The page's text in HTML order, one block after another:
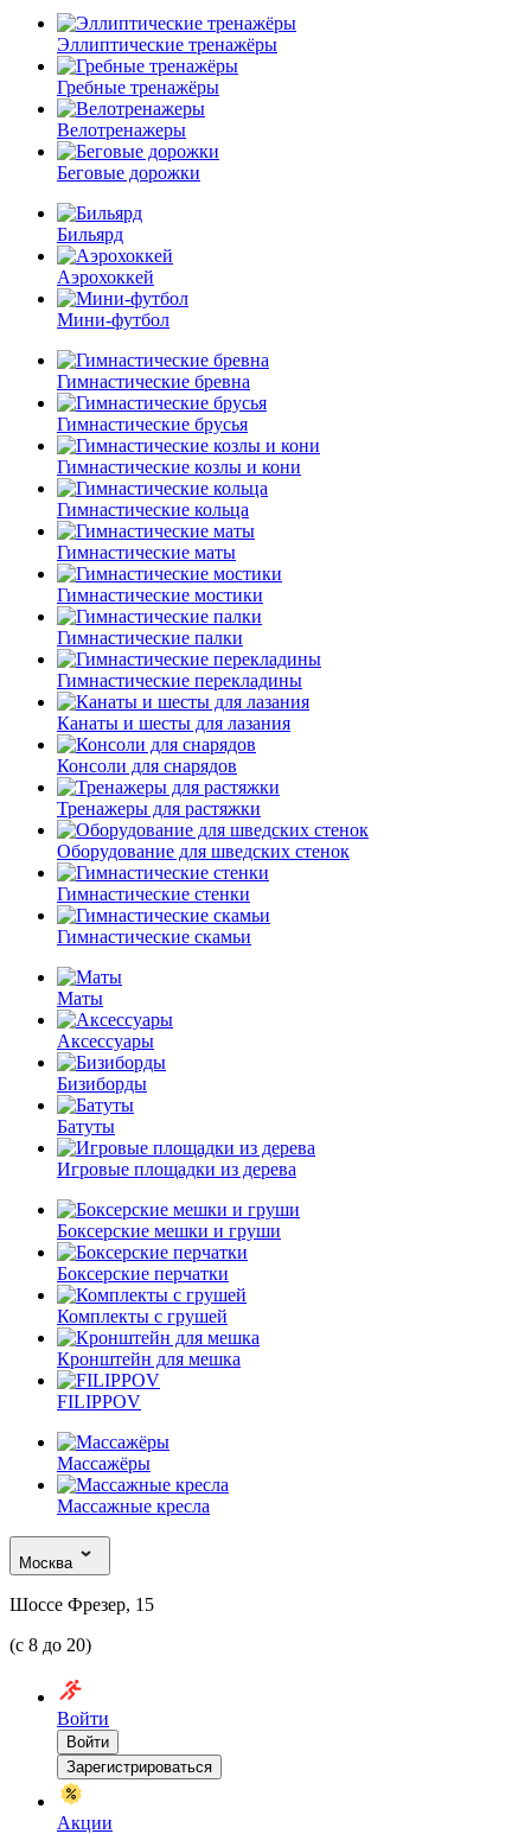
Эллиптические тренажёры
Гребные тренажёры
Велотренажеры
Беговые дорожки
Бильярд
Аэрохоккей
Мини-футбол
Гимнастические бревна
Гимнастические брусья
Гимнастические козлы и кони
Гимнастические кольца
Гимнастические маты
Гимнастические мостики
Гимнастические палки
Гимнастические перекладины
Канаты и шесты для лазания
Консоли для снарядов
Тренажеры для растяжки
Оборудование для шведских стенок
Гимнастические стенки
Гимнастические скамьи
Маты
Аксессуары
Бизиборды
Батуты
Игровые площадки из дерева
Боксерские мешки и груши
Боксерские перчатки
Комплекты с грушей
Кронштейн для мешка
FILIPPOV
Массажёры
Массажные кресла
Москва
Шоссе Фрезер, 15
(с 8 до 20)
Войти
Войти
Зарегистрироваться
Акции